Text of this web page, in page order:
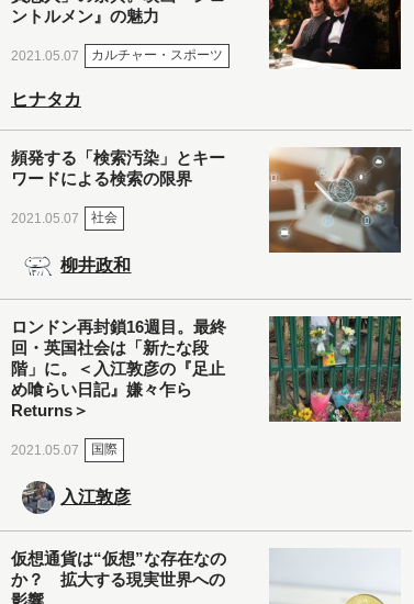
ントルメン』の魅力
2021.05.07 カルチャー・スポーツ
ヒナタカ
頻発する「検索汚染」とキー
ワードによる検索の限界
2021.05.07 社会
柳井政和
ロンドン再封鎖16週目。最終
回・英国社会は「新たな段
階」に。＜入江敦彦の『足止
め喰らい日記』嫌々乍ら
Returns＞
2021.05.07 国際
入江敦彦
仮想通貨は“仮想”な存在なの
か？ 拡大する現実世界への
影響